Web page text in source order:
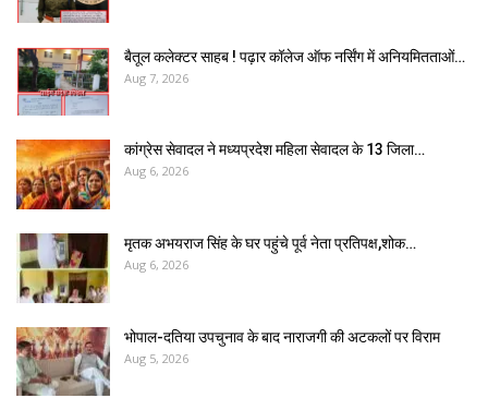
बैतूल कलेक्टर साहब ! पढ़ार कॉलेज ऑफ नर्सिंग में अनियमितताओं…
Aug 7, 2026
कांग्रेस सेवादल ने मध्यप्रदेश महिला सेवादल के 13 जिला…
Aug 6, 2026
मृतक अभयराज सिंह के घर पहुंचे पूर्व नेता प्रतिपक्ष,शोक…
Aug 6, 2026
भोपाल-दतिया उपचुनाव के बाद नाराजगी की अटकलों पर विराम
Aug 5, 2026